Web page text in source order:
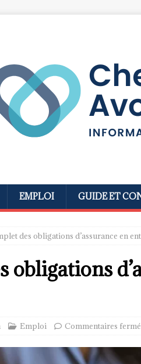
EMPLOI GUIDE ET
des obligations d’assurance en
obligations
Emploi Commentaires